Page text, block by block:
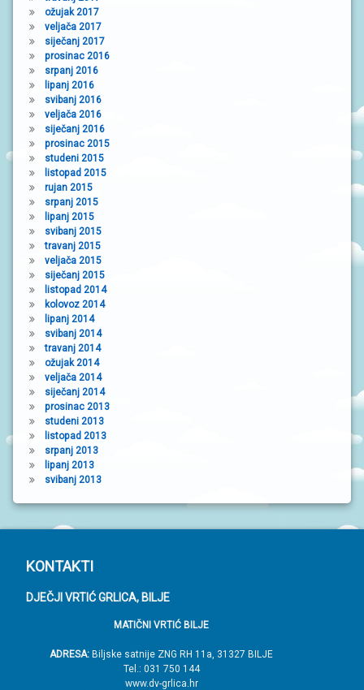
ožujak 2017
veljača 2017
siječanj 2017
prosinac 2016
srpanj 2016
lipanj 2016
svibanj 2016
veljača 2016
siječanj 2016
prosinac 2015
studeni 2015
listopad 2015
rujan 2015
srpanj 2015
lipanj 2015
svibanj 2015
travanj 2015
veljača 2015
siječanj 2015
listopad 2014
kolovoz 2014
lipanj 2014
svibanj 2014
travanj 2014
ožujak 2014
veljača 2014
siječanj 2014
prosinac 2013
studeni 2013
listopad 2013
srpanj 2013
lipanj 2013
svibanj 2013
P
o
KONTAKTI
DJEČJI VRTIĆ GRLICA, BILJE
MATIČNI VRTIĆ BILJE
ADRESA: Biljske satnije ZNG RH 11a, 31327 BILJE
Tel.: 031 750 144
www.dv-grlica.hr